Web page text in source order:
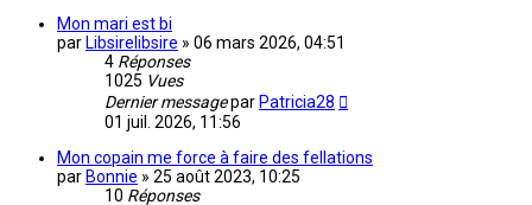
Mon mari est bi
par Libsirelibsire » 06 mars 2026, 04:51
4 Réponses
1025 Vues
Dernier messagepar Patricia28
01 juil. 2026, 11:56
Mon copain me force à faire des fellations
par Bonnie » 25 août 2023, 10:25
10 Réponses